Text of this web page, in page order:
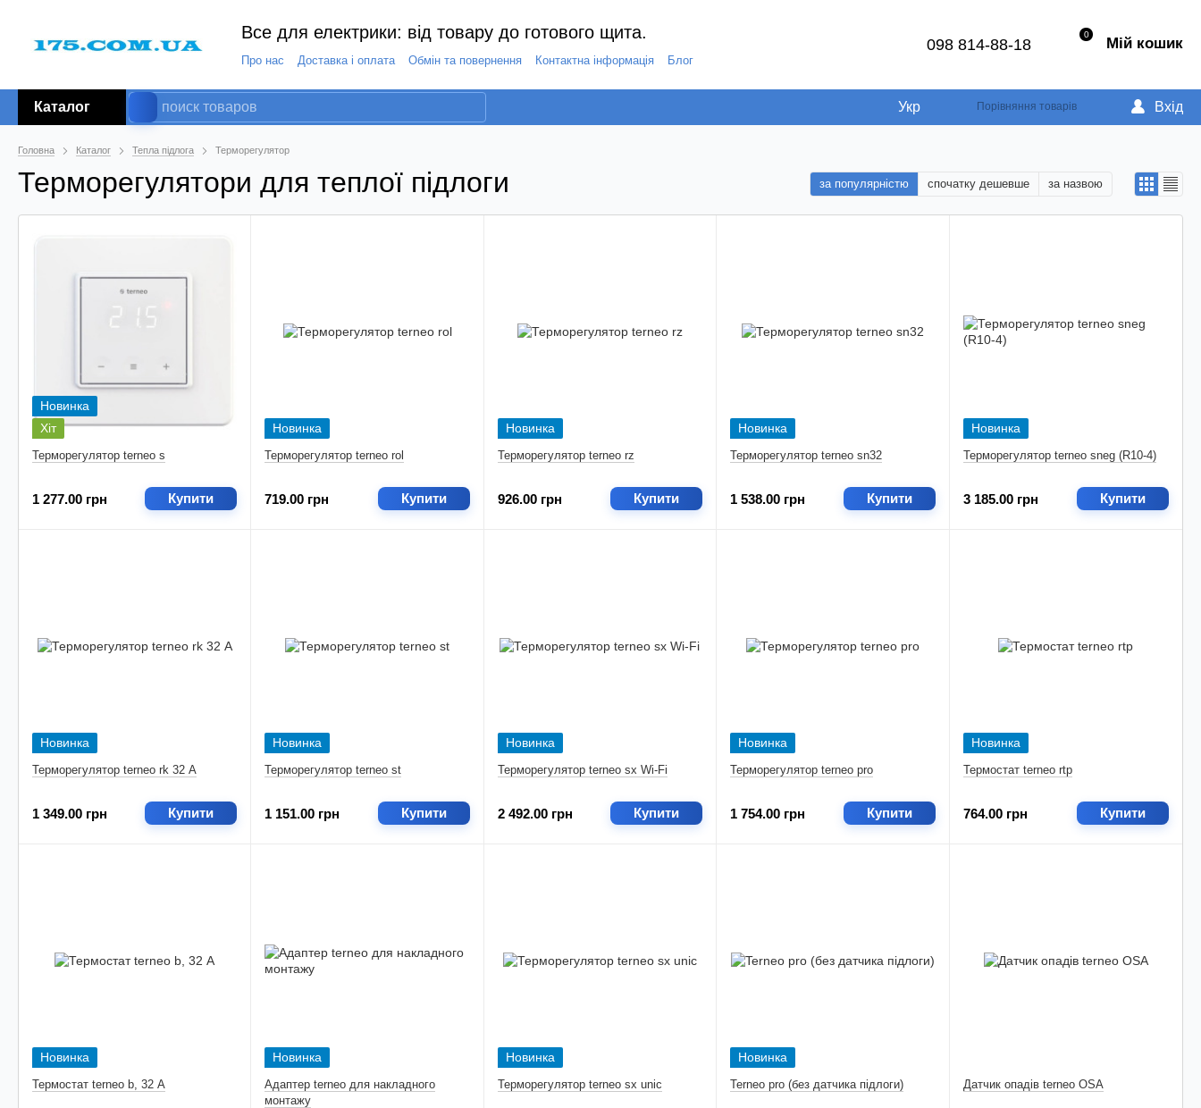
Все для електрики: від товару до готового щита.
Про нас Доставка і оплата Обмін та повернення Контактна інформація Блог
098 814-88-18
0 Мій кошик
Каталог Укр Порівняння товарів Вхід
Головна Каталог Тепла підлога Терморегулятор
Терморегулятори для теплої підлоги за популярністю спочатку дешевше за назвою
Новинка
Хіт
Терморегулятор terneo s
1 277.00 грн Купити
Новинка
Терморегулятор terneo rol
719.00 грн Купити
Новинка
Терморегулятор terneo rz
926.00 грн Купити
Новинка
Терморегулятор terneo sn32
1 538.00 грн Купити
Новинка
Терморегулятор terneo sneg (R10-4)
3 185.00 грн Купити
Новинка
Терморегулятор terneo rk 32 А
1 349.00 грн Купити
Новинка
Терморегулятор terneo st
1 151.00 грн Купити
Новинка
Терморегулятор terneo sx Wi-Fi
2 492.00 грн Купити
Новинка
Терморегулятор terneo pro
1 754.00 грн Купити
Новинка
Термостат terneo rtp
764.00 грн Купити
Новинка
Термостат terneo b, 32 А
Новинка
Адаптер terneo для накладного
монтажу
Новинка
Терморегулятор terneo sx unic
Новинка
Terneo pro (без датчика підлоги) Датчик опадів terneo OSA